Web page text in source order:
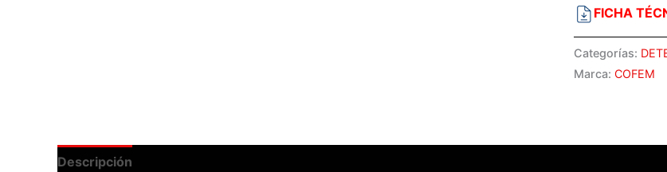
FICHA
Categorías:
Marca: COFEM
Descripción